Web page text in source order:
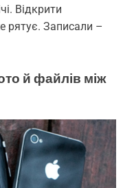
Відкрити
рятує. Записали –
й файлів між